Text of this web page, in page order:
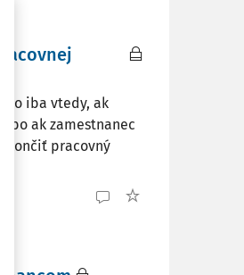
to iba vtedy, ak
ak zamestnanec
pracovný